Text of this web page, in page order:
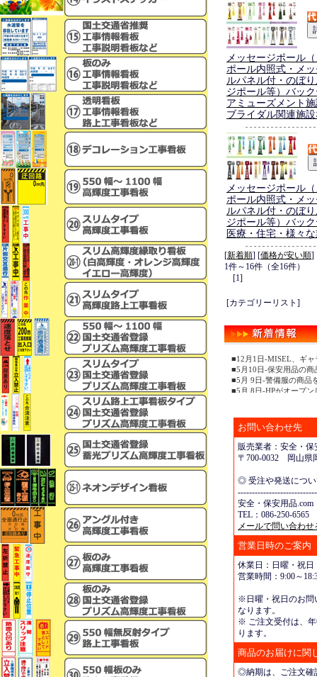
メッセージポール
ポール内照式・メ
ルパネル付・のぼ
ジポール等）バッ
アミューズメント
ブライダル関連施
メッセージポール
ポール内照式・メ
ルパネル付・のぼ
ジポール等）バッ
医療・住宅・様々
[新着順] [価格が安い順]
1件～16件（全16件）
[1]
[カテゴリーリスト]
■12月1日-MISEL、ギ
■5月10日-保安用品の商
■5月 9日-警備服の商品
■5月 8日-HPがオープン
お問い合わせ先
販売業者：安全・保
〒700-0032 岡山県
◎ 受注や発送につ
安全・保安用品.com
TEL：086-250-6565
メールで問い合わせ
営業日時のご案内
休業日：日曜・祝日
営業時間：9:00～
※日曜・祝日のお問
なります。
※ ご注文受付は、
ります。
商品のお届けに関
◎納期は、ご注文確